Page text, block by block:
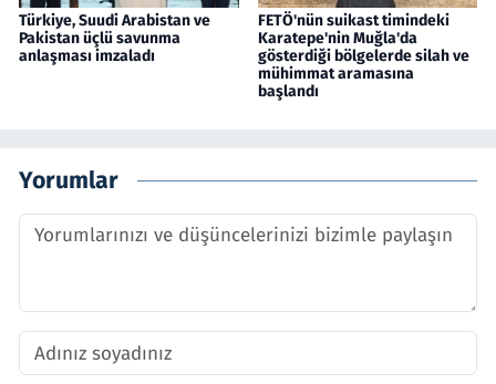
Türkiye, Suudi Arabistan ve
Pakistan üçlü savunma
anlaşması imzaladı
FETÖ'nün suikast timindeki
Karatepe'nin Muğla'da
gösterdiği bölgelerde silah ve
mühimmat aramasına
başlandı
Yorumlar